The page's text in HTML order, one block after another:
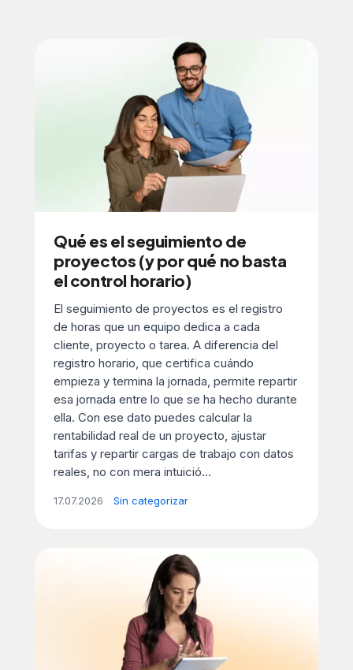
Qué es el seguimiento de
proyectos (y por qué no basta
el control horario)
El seguimiento de proyectos es el registro
de horas que un equipo dedica a cada
cliente, proyecto o tarea. A diferencia del
registro horario, que certifica cuándo
empieza y termina la jornada, permite repartir
esa jornada entre lo que se ha hecho durante
ella. Con ese dato puedes calcular la
rentabilidad real de un proyecto, ajustar
tarifas y repartir cargas de trabajo con datos
reales, no con mera intuició...
17.07.2026 Sin categorizar